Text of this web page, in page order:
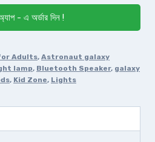
- এ অর্ডার দিন !
Adults, Astronaut galaxy
lamp, Bluetooth Speaker, galaxy
, Kid Zone, Lights